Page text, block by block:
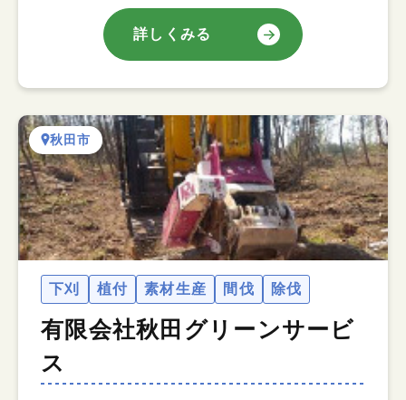
詳しくみる
秋田市
下刈 植付 素材生産 間伐 除伐
有限会社秋田グリーンサービ
ス